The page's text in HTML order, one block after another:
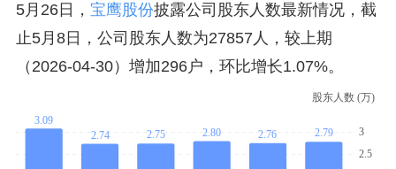
5月26日， 宝鹰股份披露公司股东人数最新情况，截
止5月8日，公司股东人数为27857人，较上期
（2026-04-30）增加296户，环比增长1.07%。